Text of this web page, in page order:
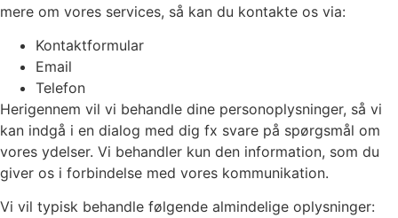
mere om vores services, så kan du kontakte os via:
Kontaktformular
Email
Telefon
Herigennem vil vi behandle dine personoplysninger, så vi
kan indgå i en dialog med dig fx svare på spørgsmål om
vores ydelser. Vi behandler kun den information, som du
giver os i forbindelse med vores kommunikation.
Vi vil typisk behandle følgende almindelige oplysninger: